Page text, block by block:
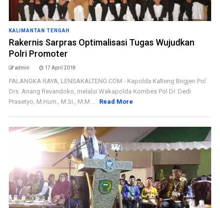
KALIMANTAN TENGAH
Rakernis Sarpras Optimalisasi Tugas Wujudkan
Polri Promoter
admin 17 April 2018
PALANGKA RAYA, LENSAKALTENG.COM - Kapolda Kalteng Brigjen Pol
Drs. Anang Revandoko, melalui Wakapolda Kombes Pol Dr. Dedi
Prasetyo, M.Hum., M.Si., M.M ... Read More